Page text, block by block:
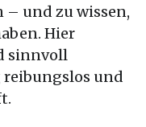
und zu wissen,
Hier
sinnvoll
und